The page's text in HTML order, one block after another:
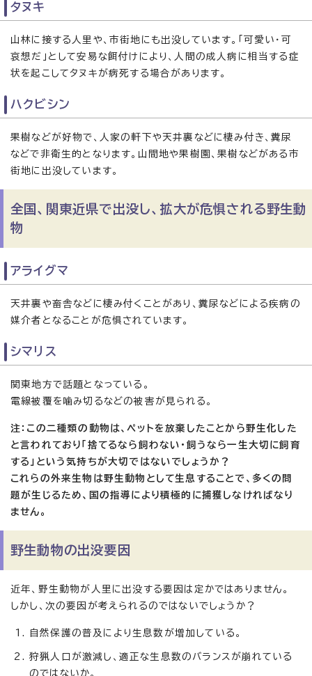
タヌキ
山林に接する人里や、市街地にも出没しています。「可愛い・可
哀想だ」として安易な餌付けにより、人間の成人病に相当する症
状を起こしてタヌキが病死する場合があります。
ハクビシン
果樹などが好物で、人家の軒下や天井裏などに棲み付き、糞尿
などで非衛生的となります。山間地や果樹園、果樹などがある市
街地に出没しています。
全国、関東近県で出没し、拡大が危惧される野生動
物
アライグマ
天井裏や畜舎などに棲み付くことがあり、糞尿などによる疾病の
媒介者となることが危惧されています。
シマリス
関東地方で話題となっている。
電線被覆を噛み切るなどの被害が見られる。
注：この二種類の動物は、ペットを放棄したことから野生化した
と言われており「捨てるなら飼わない・飼うなら一生大切に飼育
する」という気持ちが大切ではないでしょうか？
これらの外来生物は野生動物として生息することで、多くの問
題が生じるため、国の指導により積極的に捕獲しなければなり
ません。
野生動物の出没要因
近年、野生動物が人里に出没する要因は定かではありません。
しかし、次の要因が考えられるのではないでしょうか？
自然保護の普及により生息数が増加している。
狩猟人口が激減し、適正な生息数のバランスが崩れている
のではないか。